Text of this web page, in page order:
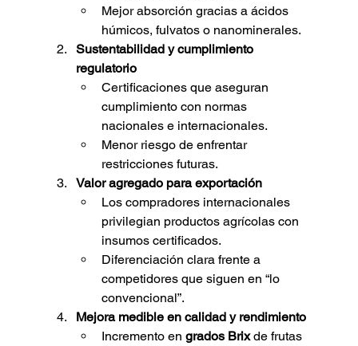
Mejor absorción gracias a ácidos
húmicos, fulvatos o nanominerales.
Sustentabilidad y cumplimiento
regulatorio
Certificaciones que aseguran
cumplimiento con normas
nacionales e internacionales.
Menor riesgo de enfrentar
restricciones futuras.
Valor agregado para exportación
Los compradores internacionales
privilegian productos agrícolas con
insumos certificados.
Diferenciación clara frente a
competidores que siguen en “lo
convencional”.
Mejora medible en calidad y rendimiento
Incremento en grados Brix de frutas